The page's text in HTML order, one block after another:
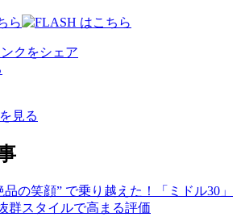
見る
の笑顔” で乗り越えた！「ミドル30」
群スタイルで高まる評価